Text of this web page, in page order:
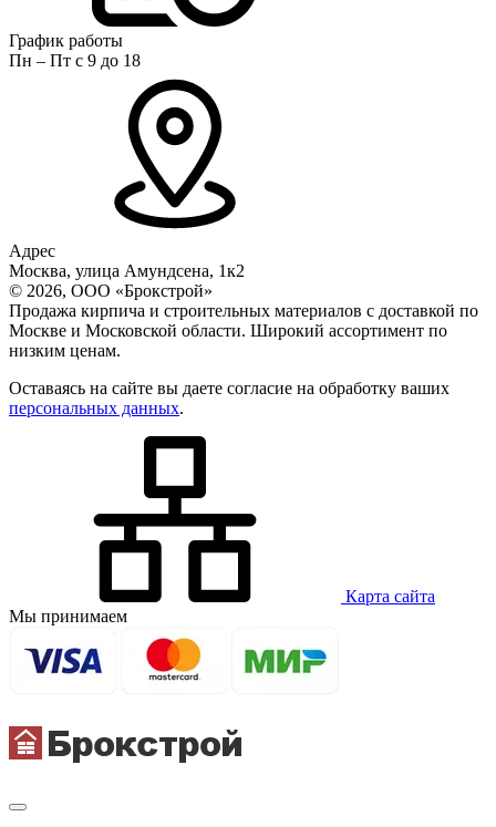
График работы
Пн – Пт с 9 до 18
Адрес
Москва, улица Амундсена, 1к2
© 2026, ООО «Брокстрой»
Продажа кирпича и строительных материалов с доставкой по
Москве и Московской области. Широкий ассортимент по
низким ценам.
Оставаясь на сайте вы даете согласие на обработку ваших
персональных данных.
Карта сайта
Мы принимаем